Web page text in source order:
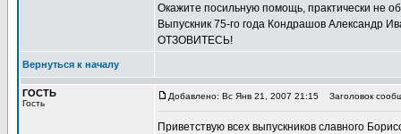
Окажите посильную помощь, практически не
Выпускник 75-го года Кондрашов Александр
ОТЗОВИТЕСЬ!
Вернуться к началу
ГОСТЬ
Гость
Добавлено: Вс Янв 21, 2007 21:15 Заголовок
Приветствую всех выпускников славного